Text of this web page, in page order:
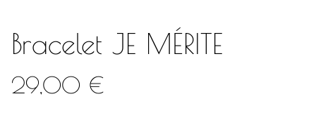
Bracelet JE MÉRITE
29,00 €